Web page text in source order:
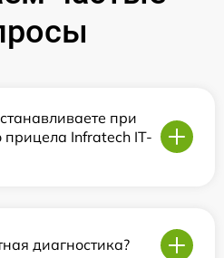
при
прицела Infratech IT-
диагностика?